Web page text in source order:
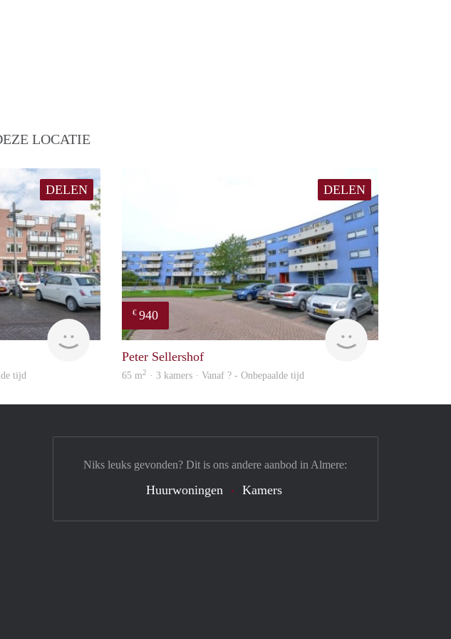
LOCATIE
DELEN
tijd
DELEN
€ 940
rent
Peter Sellershof
65 m2 · 3 kamers · Vanaf ? - Onbepaalde tijd
Niks leuks gevonden? Dit is ons andere aanbod in Almere:
Huurwoningen Kamers